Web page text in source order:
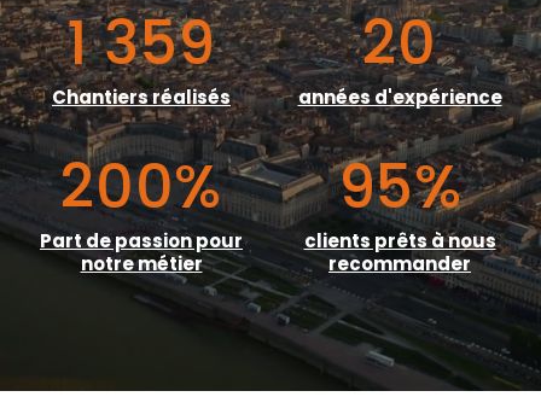
1 359
Chantiers réalisés
20
années d'expérience
200%
Part de passion pour
notre métier
95%
clients prêts à nous
recommander